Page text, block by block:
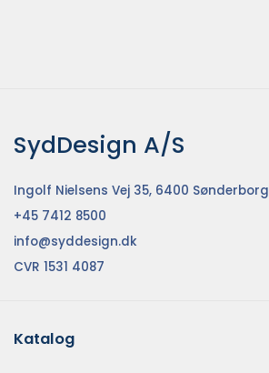
SydDesign A/S
Ingolf Nielsens Vej 35, 6400 Sønderborg
+45 7412 8500
info@syddesign.dk
CVR 1531 4087
Katalog